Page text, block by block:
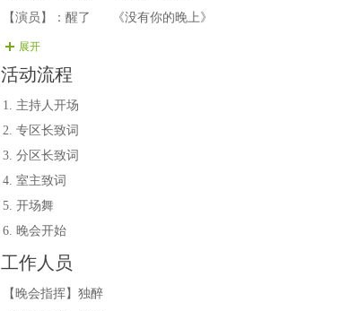
【演员】：醒了 《没有你的晚上》
嘉宾：龙影云
嘉宾：谢世超
展开
活动流程
1. 主持人开场
2. 专区长致词
3. 分区长致词
4. 室主致词
5. 开场舞
6. 晚会开始
工作人员
【晚会指挥】独醉